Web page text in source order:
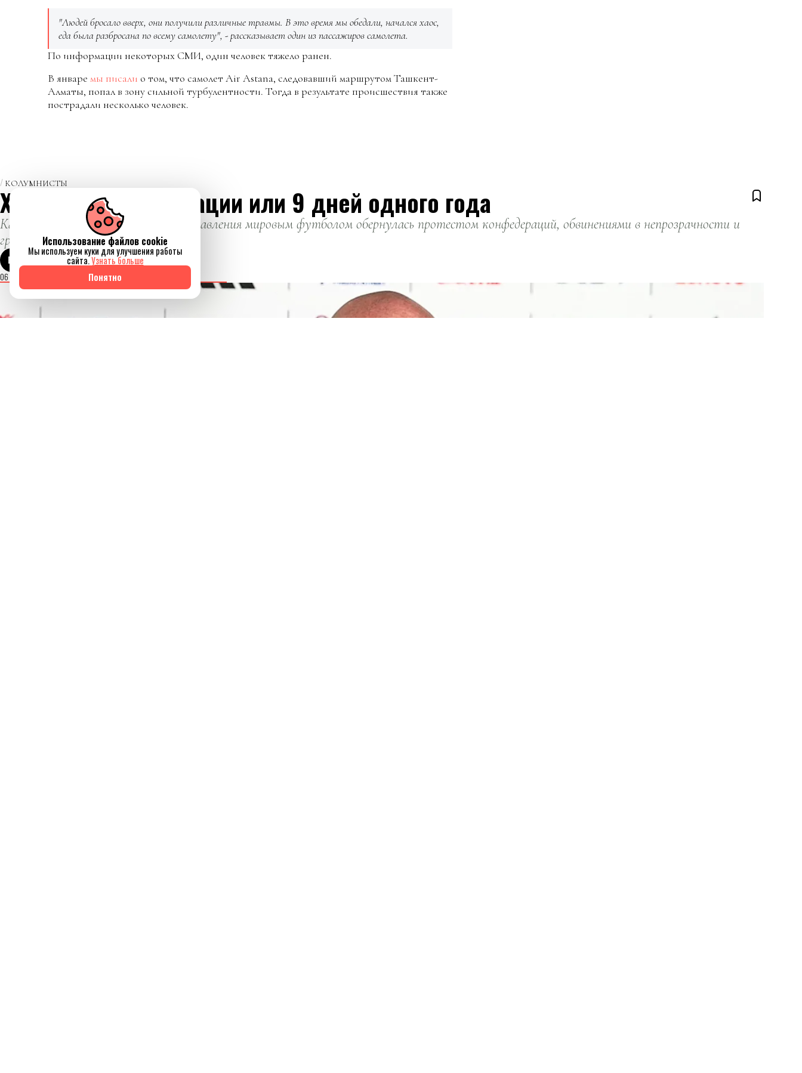
"Людей бросало вверх, они получили различные травмы. В это время мы обедали, начался хаос,
еда была разбросана по всему самолету", - рассказывает один из пассажиров самолета.
По информации некоторых СМИ, один человек тяжело ранен.
В январе мы писали о том, что самолет Air Astana, следовавший маршрутом Ташкент-
Алматы, попал в зону сильной турбулентности. Тогда в результате происшествия также
пострадали несколько человек.
КОЛУМНИСТЫ
Хроники прихватизации или 9 дней одного года
Как попытка изменить систему управления мировым футболом обернулась протестом конфедераций, обвинениями в непрозрачности и
громким политическим скандалом.
ЕИ
Евгений Ибрагимов
06 августа 2026
Использование файлов cookie
Мы используем куки для улучшения работы
сайта.Узнать больше
Понятно